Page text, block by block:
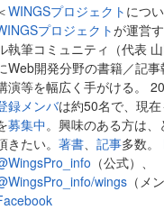
WINGSプロジェクト につ
プロジェクトが運営
執筆コミュニティ（代表
Web開発分野の書籍／記事
演等を幅広く手がける。
録メンバは約50名で、現
募集中。興味のある方は
きたい。 著書 記事多数。
（公式）、
wings （メ